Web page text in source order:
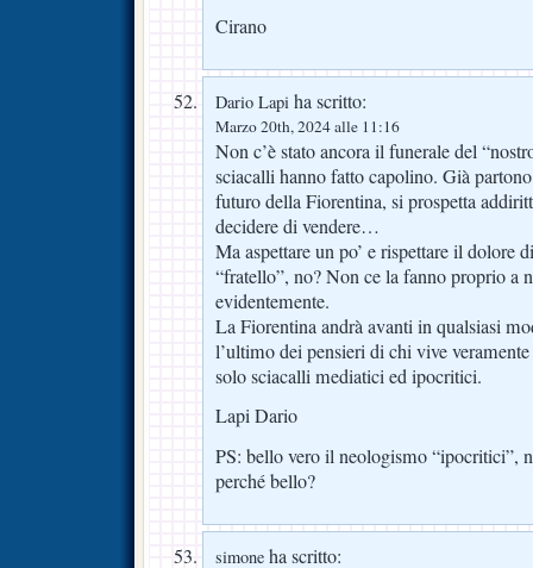
Cirano
Dario Lapi ha scritto:
Marzo 20th, 2024 alle 11:16
Non c’è stato ancora il funerale del
sciacalli hanno fatto capolino. Già
futuro della Fiorentina, si prospetta
decidere di vendere…
Ma aspettare un po’ e rispettare il dolore
“fratello”, no? Non ce la fanno proprio a
evidentemente.
La Fiorentina andrà avanti in qualsiasi
l’ultimo dei pensieri di chi vive
solo sciacalli mediatici ed ipocritici.
Lapi Dario
PS: bello vero il neologismo “ipocritici”,
perché bello?
simone ha scritto: